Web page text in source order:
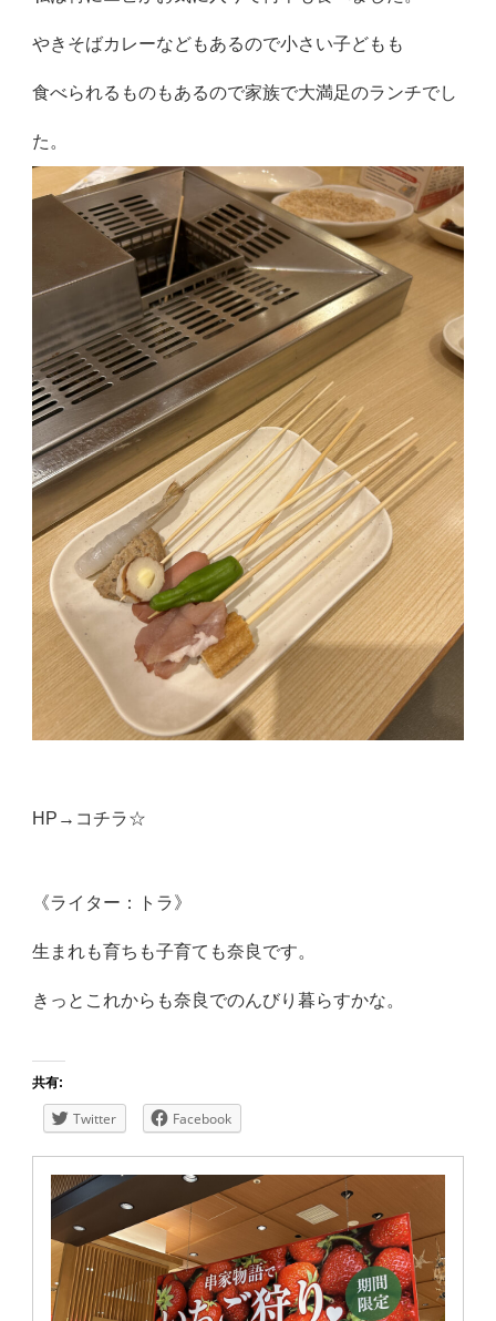
やきそばカレーなどもあるので小さい子どもも
食べられるものもあるので家族で大満足のランチでし
た。
HP→ コチラ☆
《ライター：トラ》
生まれも育ちも子育ても奈良です。
きっとこれからも奈良でのんびり暮らすかな。
共有:
Twitter Facebook